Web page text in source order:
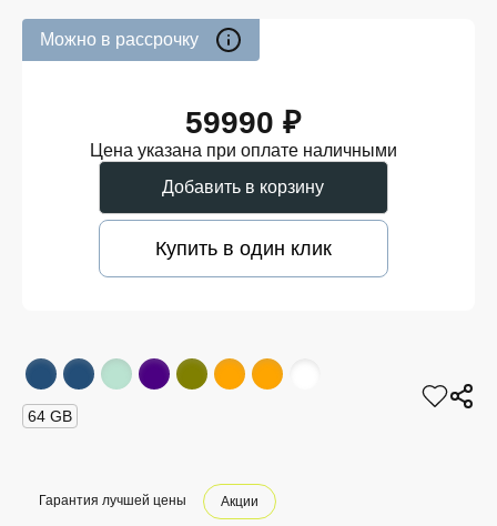
Можно в рассрочку
59990 ₽
Цена указана при оплате наличными
Добавить в корзину
Купить в один клик
64 GB
Гарантия лучшей цены Акции